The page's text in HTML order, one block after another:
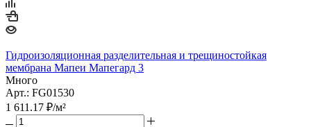
Гидроизоляционная разделительная и трещиностойкая
мембрана Мапеи Мапегард 3
Много
Арт.: FG01530
1 611.17 ₽/м²